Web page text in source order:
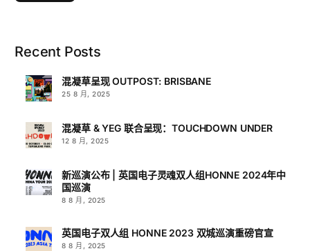
Recent Posts
混凝草呈现 OUTPOST: BRISBANE
25 8 月, 2025
混凝草 & YEG 联合呈现：TOUCHDOWN UNDER
12 8 月, 2025
新巡演公布 | 英国电子灵魂双人组HONNE 2024年中
国巡演
8 8 月, 2025
英国电子双人组 HONNE 2023 双城巡演重磅官宣
8 8 月, 2025